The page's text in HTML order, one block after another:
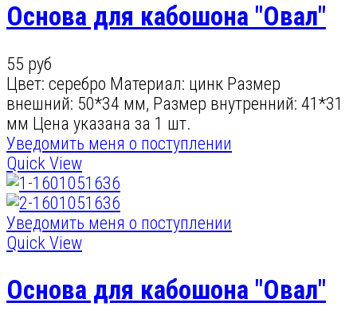
Основа для кабошона "Овал"
55 руб
Цвет: серебро Материал: цинк Размер
внешний: 50*34 мм, Размер внутренний: 41*31
мм Цена указана за 1 шт.
Уведомить меня о поступлении
Quick View
Уведомить меня о поступлении
Quick View
Основа для кабошона "Овал"